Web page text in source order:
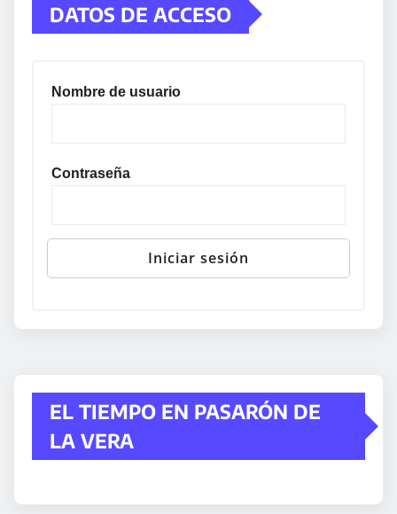
DATOS DE ACCESO
Nombre de usuario
Contraseña
EL TIEMPO EN PASARÓN DE
LA VERA